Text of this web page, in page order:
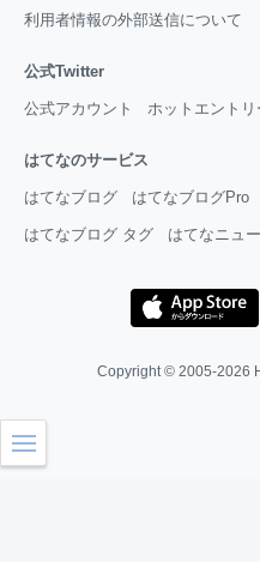
利用者情報の外部送信について
公式Twitter
公式アカウント ホットエントリ
はてなのサービス
はてなブログ はてなブログPro
はてなブログ タグ はてなニュ
Copyright © 2005-2026